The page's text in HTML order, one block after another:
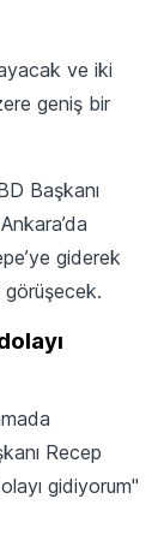
ve iki
geniş bir
Başkanı
giderek
görüşecek.
Recep
gidiyorum"